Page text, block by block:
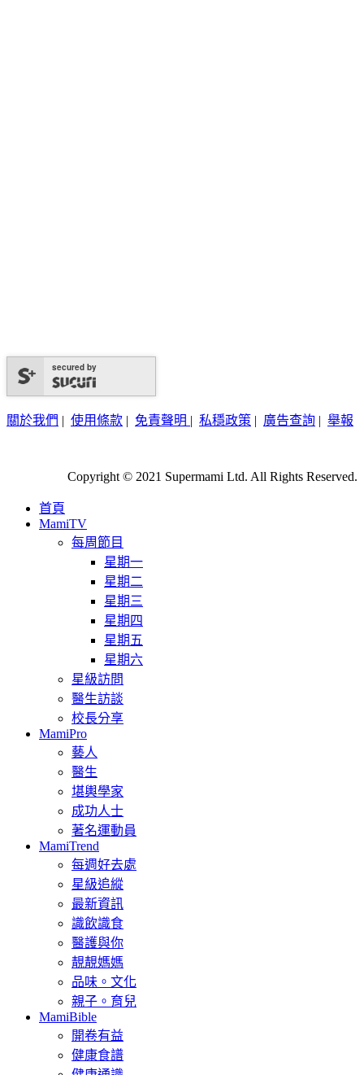
secured by
關於我們 | 使用條款 | 免責聲明 | 私穩政策 | 廣告查詢 | 舉報
Copyright © 2021 Supermami Ltd. All Rights Reserved.
首頁
MamiTV
每周節目
星期一
星期二
星期三
星期四
星期五
星期六
星級訪問
醫生訪談
校長分享
MamiPro
藝人
醫生
堪輿學家
成功人士
著名運動員
MamiTrend
每週好去處
星級追縱
最新資訊
識飲識食
醫護與你
靚靚媽媽
品味。文化
親子。育兒
MamiBible
開卷有益
健康食譜